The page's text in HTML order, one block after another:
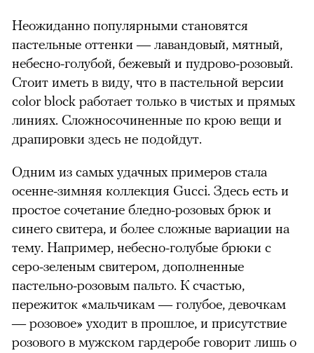
Неожиданно популярными становятся
пастельные оттенки — лавандовый, мятный,
небесно-голубой, бежевый и пудрово-розовый.
Стоит иметь в виду, что в пастельной версии
color block работает только в чистых и прямых
линиях. Сложносочиненные по крою вещи и
драпировки здесь не подойдут.
Одним из самых удачных примеров стала
осенне-зимняя коллекция Gucci. Здесь есть и
простое сочетание бледно-розовых брюк и
синего свитера, и более сложные вариации на
тему. Например, небесно-голубые брюки с
серо-зеленым свитером, дополненные
пастельно-розовым пальто. К счастью,
пережиток «мальчикам — голубое, девочкам
— розовое» уходит в прошлое, и присутствие
розового в мужском гардеробе говорит лишь о